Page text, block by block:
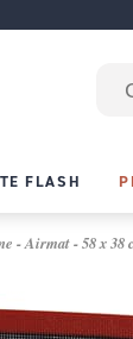
FLASH
- Airmat - 58 x